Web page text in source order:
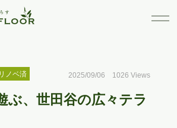
リノベ済 2025/09/06 1026 Views
ぶ、世田谷の広々テラ